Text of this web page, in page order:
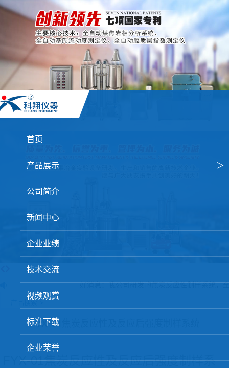
首页
产品展示 ＞
焦炭高温性能检测系统
球团矿/烧结矿/块矿高温冶金性能检测系统
高炉配吹煤检测设备
冶金渣、保护渣等高温物性检测设备
冶金石灰活性度测定仪
矿石、焦炭物理检测及制样设备
公司简介
新闻中心
企业业绩
技术交流
视频观赏
标准下载
企业荣誉
好消息：我公司研发的焦炭反应性制样系统，全
产品搜索 >
FYX-01焦炭反应性及反应后强度制样系统
FYX-01焦炭反应性及反应后强度制样系